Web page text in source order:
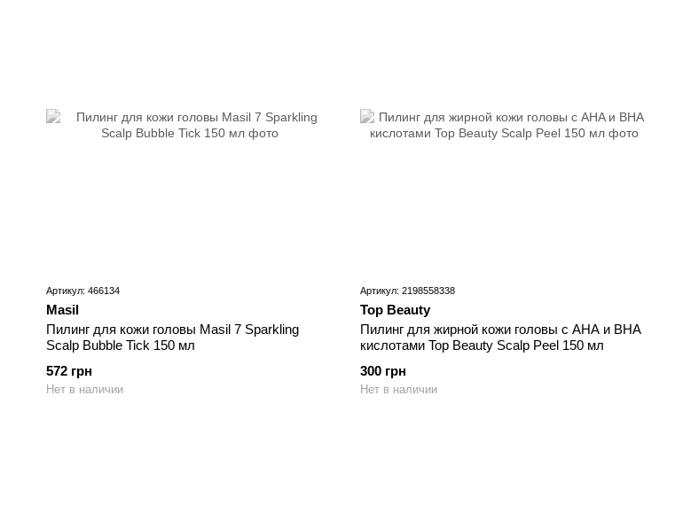
Артикул: 466134
Masil
Пилинг для кожи головы Masil 7 Sparkling
Scalp Bubble Tick 150 мл
572 грн
Нет в наличии
Артикул: 2198558338
Top Beauty
Пилинг для жирной кожи головы с AHA и BHA
кислотами Top Beauty Scalp Peel 150 мл
300 грн
Нет в наличии